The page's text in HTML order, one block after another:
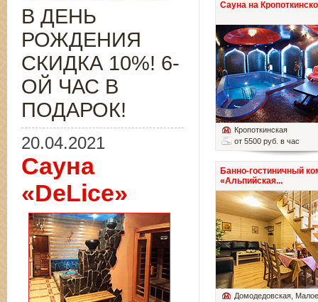
Сауна на
Кропоткинская
от 5500 руб. в час
Банно-гостиничный
«Альпийская...
Домодедовская ,
В ДЕНЬ
РОЖДЕНИЯ
СКИДКА 10%! 6-
ОЙ ЧАС В
ПОДАРОК!
20.04.2021
Сауна
«DeLice»